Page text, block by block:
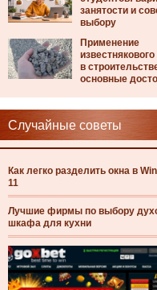
занятости и
выбору
Применение
в
основные
Случайные советы
Как легко разделить окна в
11
Лучшие фирмы по выбору
шкафа для кухни